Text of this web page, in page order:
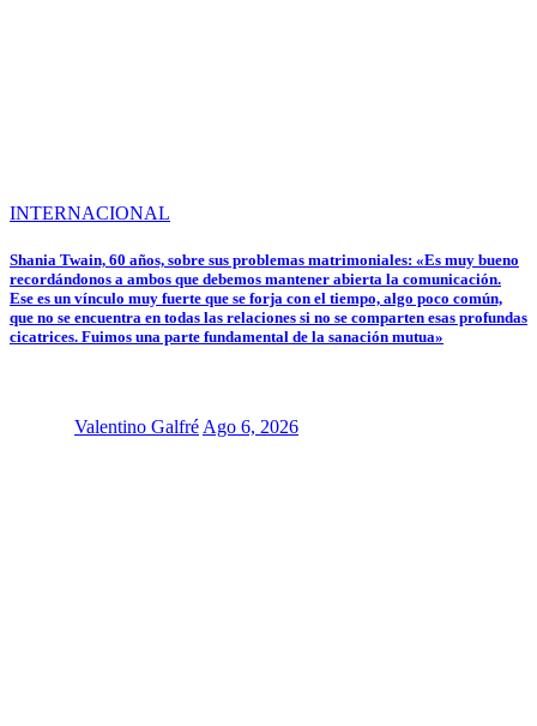
INTERNACIONAL
Shania Twain, 60 años, sobre sus problemas matrimoniales: «Es muy bueno
recordándonos a ambos que debemos mantener abierta la comunicación.
Ese es un vínculo muy fuerte que se forja con el tiempo, algo poco común,
que no se encuentra en todas las relaciones si no se comparten esas profundas
cicatrices. Fuimos una parte fundamental de la sanación mutua»
Valentino Galfré Ago 6, 2026